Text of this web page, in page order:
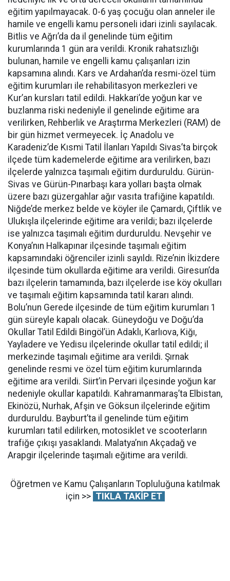
eğitim yapılmayacak. 0-6 yaş çocuğu olan anneler ile
hamile ve engelli kamu personeli idari izinli sayılacak.
Bitlis ve Ağrı’da da il genelinde tüm eğitim
kurumlarında 1 gün ara verildi. Kronik rahatsızlığı
bulunan, hamile ve engelli kamu çalışanları izin
kapsamına alındı. Kars ve Ardahan’da resmi-özel tüm
eğitim kurumları ile rehabilitasyon merkezleri ve
Kur’an kursları tatil edildi. Hakkari’de yoğun kar ve
buzlanma riski nedeniyle il genelinde eğitime ara
verilirken, Rehberlik ve Araştırma Merkezleri (RAM) de
bir gün hizmet vermeyecek. İç Anadolu ve
Karadeniz’de Kısmi Tatil İlanları Yapıldı Sivas’ta birçok
ilçede tüm kademelerde eğitime ara verilirken, bazı
ilçelerde yalnızca taşımalı eğitim durduruldu. Gürün-
Sivas ve Gürün-Pınarbaşı kara yolları başta olmak
üzere bazı güzergahlar ağır vasıta trafiğine kapatıldı.
Niğde’de merkez belde ve köyler ile Çamardı, Çiftlik ve
Ulukışla ilçelerinde eğitime ara verildi; bazı ilçelerde
ise yalnızca taşımalı eğitim durduruldu. Nevşehir ve
Konya’nın Halkapınar ilçesinde taşımalı eğitim
kapsamındaki öğrenciler izinli sayıldı. Rize’nin İkizdere
ilçesinde tüm okullarda eğitime ara verildi. Giresun’da
bazı ilçelerin tamamında, bazı ilçelerde ise köy okulları
ve taşımalı eğitim kapsamında tatil kararı alındı.
Bolu’nun Gerede ilçesinde de tüm eğitim kurumları 1
gün süreyle kapalı olacak. Güneydoğu ve Doğu’da
Okullar Tatil Edildi Bingöl’ün Adaklı, Karlıova, Kiğı,
Yayladere ve Yedisu ilçelerinde okullar tatil edildi; il
merkezinde taşımalı eğitime ara verildi. Şırnak
genelinde resmi ve özel tüm eğitim kurumlarında
eğitime ara verildi. Siirt’in Pervari ilçesinde yoğun kar
nedeniyle okullar kapatıldı. Kahramanmaraş’ta Elbistan,
Ekinözü, Nurhak, Afşin ve Göksun ilçelerinde eğitim
durduruldu. Bayburt’ta il genelinde tüm eğitim
kurumları tatil edilirken, motosiklet ve scooterların
trafiğe çıkışı yasaklandı. Malatya’nın Akçadağ ve
Arapgir ilçelerinde taşımalı eğitime ara verildi.
Öğretmen ve Kamu Çalışanların Topluluğuna katılmak
için >> TIKLA TAKİP ET